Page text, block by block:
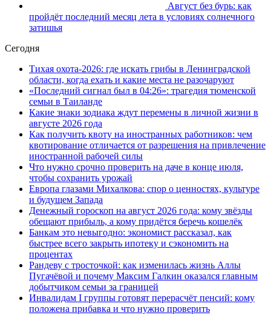
Август без бурь: как
пройдёт последний месяц лета в условиях солнечного
затишья
Сегодня
Тихая охота-2026: где искать грибы в Ленинградской
области, когда ехать и какие места не разочаруют
«Последний сигнал был в 04:26»: трагедия тюменской
семьи в Таиланде
Какие знаки зодиака ждут перемены в личной жизни в
августе 2026 года
Как получить квоту на иностранных работников: чем
квотирование отличается от разрешения на привлечение
иностранной рабочей силы
Что нужно срочно проверить на даче в конце июля,
чтобы сохранить урожай
Европа глазами Михалкова: спор о ценностях, культуре
и будущем Запада
Денежный гороскоп на август 2026 года: кому звёзды
обещают прибыль, а кому придётся беречь кошелёк
Банкам это невыгодно: экономист рассказал, как
быстрее всего закрыть ипотеку и сэкономить на
процентах
Рандеву с тросточкой: как изменилась жизнь Аллы
Пугачёвой и почему Максим Галкин оказался главным
добытчиком семьи за границей
Инвалидам I группы готовят перерасчёт пенсий: кому
положена прибавка и что нужно проверить